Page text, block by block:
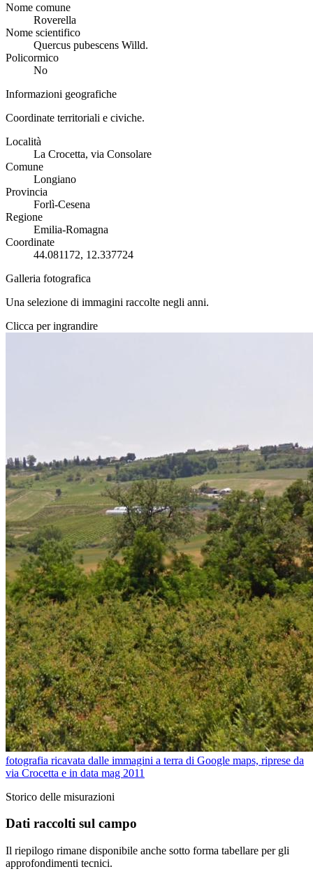
Nome comune
Roverella
Nome scientifico
Quercus pubescens Willd.
Policormico
No
Informazioni geografiche
Coordinate territoriali e civiche.
Località
La Crocetta, via Consolare
Comune
Longiano
Provincia
Forlì-Cesena
Regione
Emilia-Romagna
Coordinate
44.081172, 12.337724
Galleria fotografica
Una selezione di immagini raccolte negli anni.
Clicca per ingrandire
fotografia ricavata dalle immagini a terra di Google maps, riprese da
via Crocetta e in data mag 2011
Storico delle misurazioni
Dati raccolti sul campo
Il riepilogo rimane disponibile anche sotto forma tabellare per gli
approfondimenti tecnici.